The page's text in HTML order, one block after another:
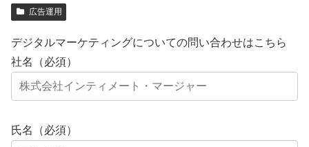
広告運用
デジタルマーケティングについての問い合わせはこちら
社名（必須）
氏名（必須）